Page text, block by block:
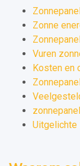
Zonne
Vuren
Kosten en
Uitgelichte